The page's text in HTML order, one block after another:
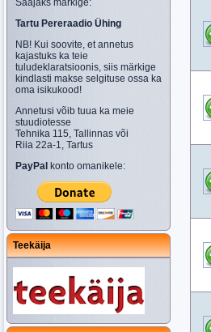
Saajaks märkige:
Tartu Pereraadio Ühing
NB! Kui soovite, et annetus
kajastuks ka teie
tuludeklaratsioonis, siis märkige
kindlasti makse selgituse ossa ka
oma isikukood!
Annetusi võib tuua ka meie
stuudiotesse
Tehnika 115, Tallinnas või
Riia 22a-1, Tartus
PayPal konto omanikele:
Teekäija